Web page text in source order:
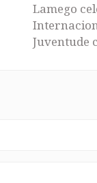
Lamego
Juventude